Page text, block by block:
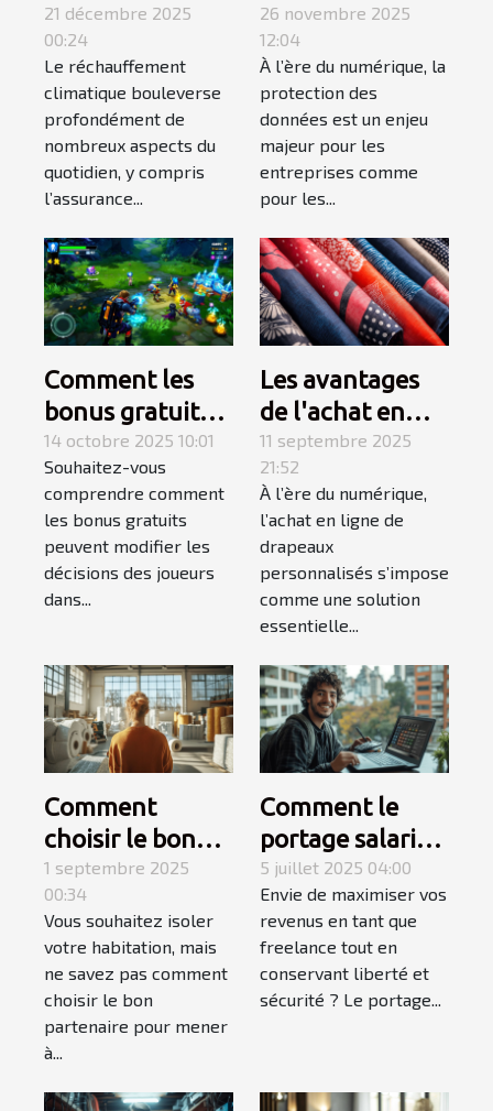
climatiques
influencent-ils
les polices
d'assurance
habitation ?
21 décembre 2025
00:24
Le réchauffement
climatique bouleverse
profondément de
nombreux aspects du
quotidien, y compris
l’assurance...
de sécurité haut
de gamme ?
26 novembre 2025
12:04
À l’ère du numérique, la
protection des
données est un enjeu
majeur pour les
entreprises comme
pour les...
Comment les
bonus gratuits
influencent-ils
les choix des
joueurs ?
14 octobre 2025 10:01
Souhaitez-vous
comprendre comment
les bonus gratuits
peuvent modifier les
décisions des joueurs
dans...
Les avantages
de l'achat en
ligne pour des
drapeaux
personnalisés
11 septembre 2025
21:52
À l’ère du numérique,
l’achat en ligne de
drapeaux
personnalisés s’impose
comme une solution
essentielle...
Comment
choisir le bon
partenaire pour
votre projet
d'isolation ?
1 septembre 2025
00:34
Vous souhaitez isoler
votre habitation, mais
ne savez pas comment
choisir le bon
partenaire pour mener
à...
Comment le
portage salarial
optimise-t-il
votre revenu de
freelance ?
5 juillet 2025 04:00
Envie de maximiser vos
revenus en tant que
freelance tout en
conservant liberté et
sécurité ? Le portage...